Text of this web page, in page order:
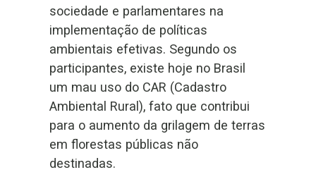
sociedade e parlamentares na
implementação de políticas
ambientais efetivas. Segundo os
participantes, existe hoje no Brasil
um mau uso do CAR (Cadastro
Ambiental Rural), fato que contribui
para o aumento da grilagem de terras
em florestas públicas não
destinadas.